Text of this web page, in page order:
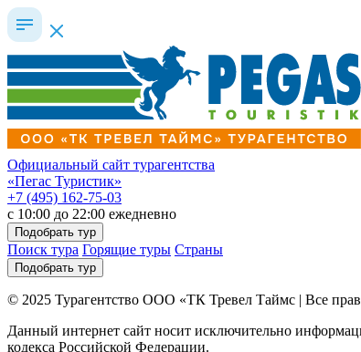
Официальный сайт турагентства
«Пегас Туристик»
+7 (495) 162-75-03
c 10:00 до 22:00 ежедневно
Подобрать тур
Поиск тура Горящие туры Страны
Подобрать тур
© 2025 Турагентство ООО «ТК Тревел Таймс | Все
Данный интернет сайт носит исключительно
кодекса Российской Федерации.